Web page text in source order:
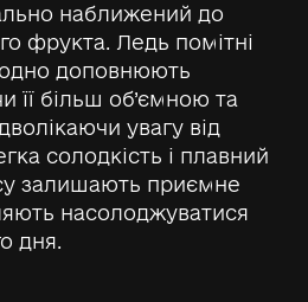
наближений до
фрукта. Ледь помітні
доповнюють
її більш об’ємною та
увагу від
солодкість і плавний
залишають приємне
насолоджуватися
дня.